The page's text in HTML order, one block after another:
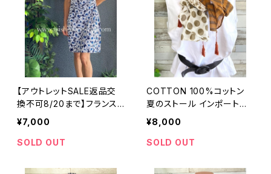
【アウトレットSALE返品交
換不可8/20まで】フランス
製インポートワンピース｜カ
シュクールワンピース/立体
ワッフル・ホワイト＆ブルーフ
¥7,000
SOLD OUT
COTTON 100%コットン
夏のストール インポート大
判・ロングストール・通気
性・肌触り良いスカーフ/ブ
ラウン系ドット＆ボーダー
¥8,000
SOLD OUT